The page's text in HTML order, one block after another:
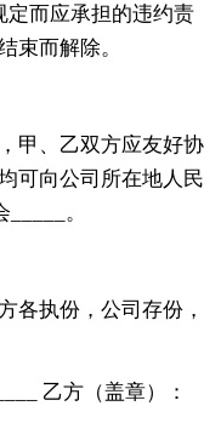
定而应承担的违约责
束而解除。
甲、乙双方应友好协
可向公司所在地人民
。
各执份，公司存份，
乙方（盖章）：